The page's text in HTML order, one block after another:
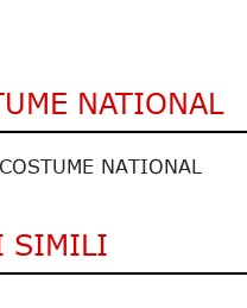
NATIONAL
NATIONAL
SIMILI